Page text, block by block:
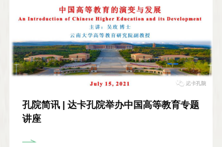
孔院简讯 | 达卡孔院举办中国高等教育专题
讲座